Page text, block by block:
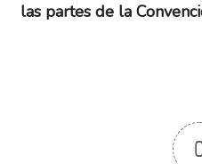
las partes de la